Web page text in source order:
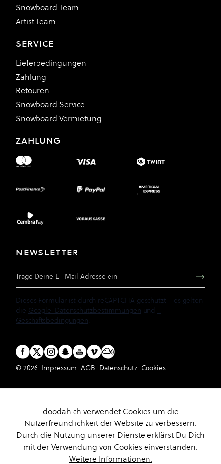
Snowboard Team
Artist Team
SERVICE
Lieferbedingungen
Zahlung
Retouren
Snowboard Service
Snowboard Vermietung
ZAHLUNG
NEWSLETTER
Dieses Formular ist durch reCAPTCHA geschützt - es gelten
die Google-Datenschutzbestimmungen und -
Geschäftsbedingungen.
© 2026 Impressum AGB Datenschutz Cookies
doodah.ch verwendet Cookies um die
Nutzerfreundlichkeit der Website zu verbessern.
Durch die Nutzung unserer Dienste erklärst Du Dich
mit der Verwendung von Cookies einverstanden.
Weitere Informationen.